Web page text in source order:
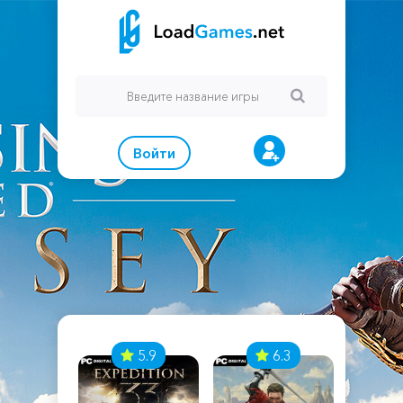
Войти
5.9 6.3